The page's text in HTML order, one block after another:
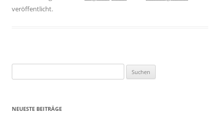
veröffentlicht.
nach:
NEUESTE BEITRÄGE